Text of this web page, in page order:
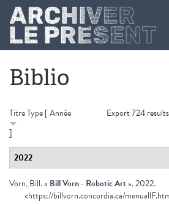
Aller au contenu principal
Biblio
Export 724
TitreType[Année
]
2022
Vorn, Bill.« Bill Vorn - Robotic Art». 2022.
<https://billvorn.concordia.ca/